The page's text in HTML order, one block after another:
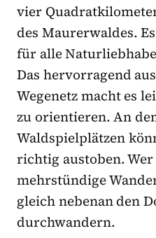
vier
des Maurerwaldes.
für alle
Das hervorragend
Wegenetz macht es
zu orientieren. An
Waldspielplätzen
richtig austoben.
mehrstündige
gleich nebenan den
durchwandern.